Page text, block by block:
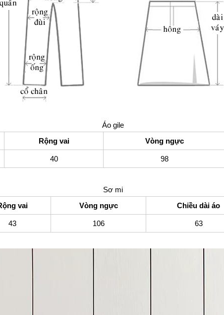
Áo gile
Rộng vai Vòng ngực
40 98
Sơ mi
vai Vòng ngực Chiều dài áo
43 106 63